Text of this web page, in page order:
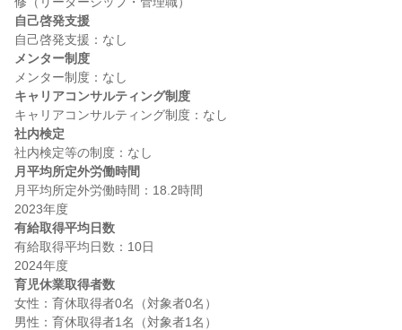
自己啓発支援
メンター制度
キャリアコンサルティング制度
社内検定
月平均所定外労働時間
月平均所定外労働時間：18.2時間
有給取得平均日数
有給取得平均日数：10日
育児休業取得者数
女性：育休取得者0名（対象者0名）
男性：育休取得者1名（対象者1名）